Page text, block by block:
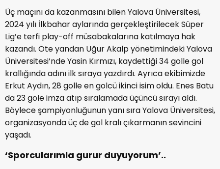
Üç maçını da kazanmasını bilen Yalova Üniversitesi,
2024 yılı İlkbahar aylarında gerçekleştirilecek Süper
Lig’e terfi play-off müsabakalarına katılmaya hak
kazandı. Öte yandan Uğur Akalp yönetimindeki Yalova
Üniversitesi’nde Yasin Kırmızı, kaydettiği 34 golle gol
krallığında adını ilk sıraya yazdırdı. Ayrıca ekibimizde
Erkut Aydın, 28 golle en golcü ikinci isim oldu. Enes Batu
da 23 gole imza atıp sıralamada üçüncü sırayı aldı.
Böylece şampiyonluğunun yanı sıra Yalova Üniversitesi,
organizasyonda üç de gol kralı çıkarmanın sevincini
yaşadı.
‘Sporcularımla gurur duyuyorum’..